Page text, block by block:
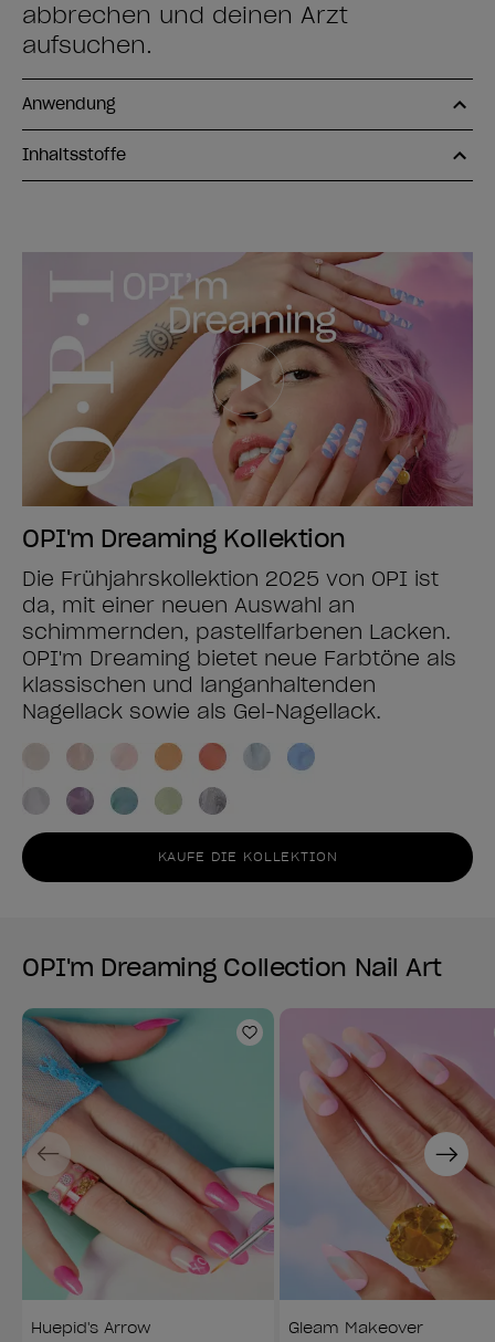
abbrechen und deinen Arzt
aufsuchen.
Anwendung
Inhaltsstoffe
OPI'm Dreaming Kollektion
Die Frühjahrskollektion 2025 von OPI ist
da, mit einer neuen Auswahl an
schimmernden, pastellfarbenen Lacken.
OPI'm Dreaming bietet neue Farbtöne als
klassischen und langanhaltenden
Nagellack sowie als Gel-Nagellack.
KAUFE DIE KOLLEKTION
OPI'm Dreaming Collection Nail Art
Zur Wunschliste
Huepid's Arrow Gleam Makeover
Previous Next